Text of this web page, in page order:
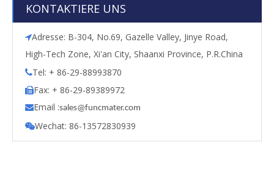
KONTAKTIERE UNS
Adresse: B-304, No.69, Gazelle Valley, Jinye Road,
High-Tech Zone, Xi'an City, Shaanxi Province, P.R.China
Tel: + 86-29-88993870
Fax: + 86-29-89389972
Email :sales@funcmater.com
Wechat: 86-13572830939